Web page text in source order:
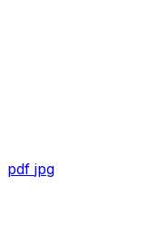
pdf jpg